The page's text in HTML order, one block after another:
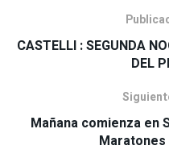
CASTELLI : SEGUNDA
DEL
Mañana comienza en